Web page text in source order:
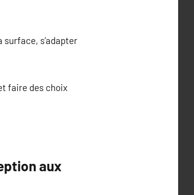
s’adapter
faire des choix
aux